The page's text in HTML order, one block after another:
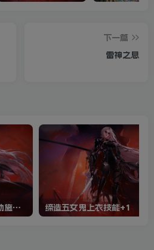
下一篇
雷神之息
元素之幕震荡水晶2觉移动施法过图脱手 缔造五女鬼上衣技能+1